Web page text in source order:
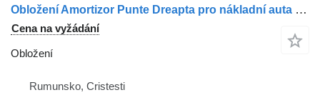
Obložení Amortizor Punte Dreapta pro nákladní auta MAN
Cena na vyžádání
Obložení
Rumunsko, Cristesti